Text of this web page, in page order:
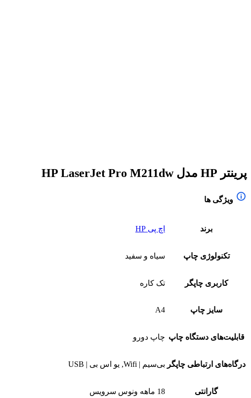
پرینتر HP مدل HP LaserJet Pro M211dw
ویژگی ها
برند اچ پی HP
تکنولوژی چاپ سیاه و سفید
کاربری چاپگر تک کاره
سایز چاپ A4
قابلیت‌های دستگاه چاپ چاپ دورو
درگاه‌های ارتباطی چاپگر بی‌سیم | Wifi, یو اس بی | USB
گارانتی 18 ماهه ونوس سرویس